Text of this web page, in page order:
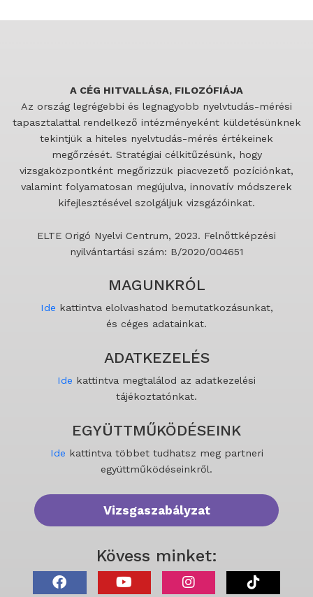
A CÉG HITVALLÁSA, FILOZÓFIÁJA
Az ország legrégebbi és legnagyobb nyelvtudás-mérési
tapasztalattal rendelkező intézményeként küldetésünknek
tekintjük a hiteles nyelvtudás-mérés értékeinek
megőrzését. Stratégiai célkitűzésünk, hogy
vizsgaközpontként megőrizzük piacvezető pozíciónkat,
valamint folyamatosan megújulva, innovatív módszerek
kifejlesztésével szolgáljuk vizsgázóinkat.
ELTE Origó Nyelvi Centrum, 2023. Felnőttképzési
nyilvántartási szám: B/2020/004651
MAGUNKRÓL
Ide kattintva elolvashatod bemutatkozásunkat,
és céges adatainkat.
ADATKEZELÉS
Ide kattintva megtalálod az adatkezelési
tájékoztatónkat.
EGYÜTTMŰKÖDÉSEINK
Ide kattintva többet tudhatsz meg partneri
együttműködéseinkről.
Vizsgaszabályzat
Kövess minket: